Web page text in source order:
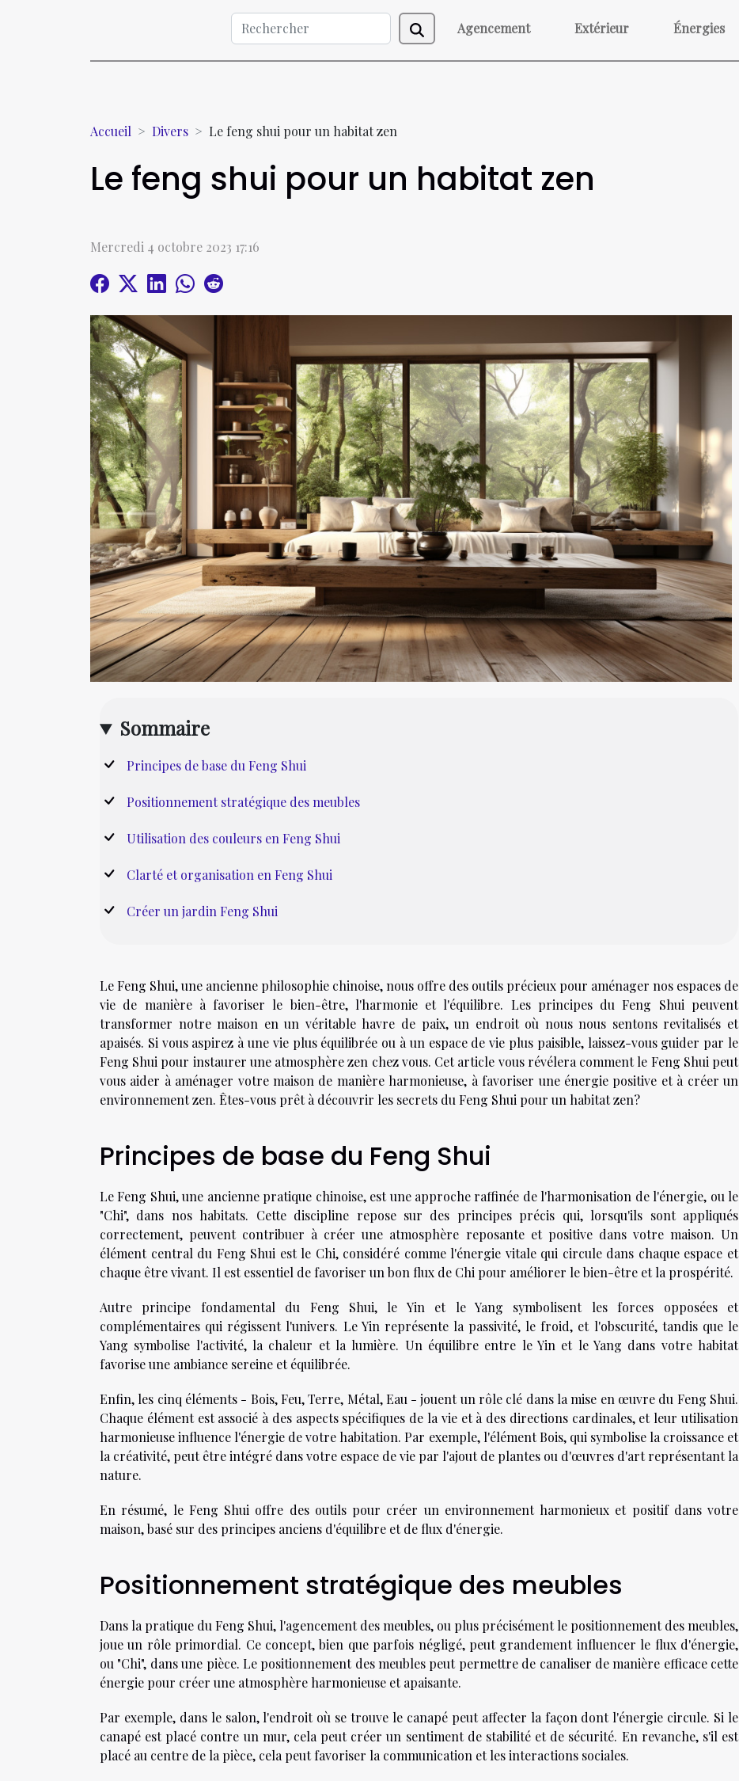
Agencement Extérieur Énergies
Accueil Divers Le feng shui pour un habitat zen
Le feng shui pour un habitat zen
Mercredi 4 octobre 2023 17:16
Sommaire
Principes de base du Feng Shui
Positionnement stratégique des meubles
Utilisation des couleurs en Feng Shui
Clarté et organisation en Feng Shui
Créer un jardin Feng Shui
Le Feng Shui, une ancienne philosophie chinoise, nous offre des outils précieux pour aménager nos espaces de
vie de manière à favoriser le bien-être, l'harmonie et l'équilibre. Les principes du Feng Shui peuvent
transformer notre maison en un véritable havre de paix, un endroit où nous nous sentons revitalisés et
apaisés. Si vous aspirez à une vie plus équilibrée ou à un espace de vie plus paisible, laissez-vous guider par le
Feng Shui pour instaurer une atmosphère zen chez vous. Cet article vous révélera comment le Feng Shui peut
vous aider à aménager votre maison de manière harmonieuse, à favoriser une énergie positive et à créer un
environnement zen. Êtes-vous prêt à découvrir les secrets du Feng Shui pour un habitat zen?
Principes de base du Feng Shui
Le Feng Shui, une ancienne pratique chinoise, est une approche raffinée de l'harmonisation de l'énergie, ou le
"Chi", dans nos habitats. Cette discipline repose sur des principes précis qui, lorsqu'ils sont appliqués
correctement, peuvent contribuer à créer une atmosphère reposante et positive dans votre maison. Un
élément central du Feng Shui est le Chi, considéré comme l'énergie vitale qui circule dans chaque espace et
chaque être vivant. Il est essentiel de favoriser un bon flux de Chi pour améliorer le bien-être et la prospérité.
Autre principe fondamental du Feng Shui, le Yin et le Yang symbolisent les forces opposées et
complémentaires qui régissent l'univers. Le Yin représente la passivité, le froid, et l'obscurité, tandis que le
Yang symbolise l'activité, la chaleur et la lumière. Un équilibre entre le Yin et le Yang dans votre habitat
favorise une ambiance sereine et équilibrée.
Enfin, les cinq éléments - Bois, Feu, Terre, Métal, Eau - jouent un rôle clé dans la mise en œuvre du Feng Shui.
Chaque élément est associé à des aspects spécifiques de la vie et à des directions cardinales, et leur utilisation
harmonieuse influence l'énergie de votre habitation. Par exemple, l'élément Bois, qui symbolise la croissance et
la créativité, peut être intégré dans votre espace de vie par l'ajout de plantes ou d'œuvres d'art représentant la
nature.
En résumé, le Feng Shui offre des outils pour créer un environnement harmonieux et positif dans votre
maison, basé sur des principes anciens d'équilibre et de flux d'énergie.
Positionnement stratégique des meubles
Dans la pratique du Feng Shui, l'agencement des meubles, ou plus précisément le positionnement des meubles,
joue un rôle primordial. Ce concept, bien que parfois négligé, peut grandement influencer le flux d'énergie,
ou "Chi", dans une pièce. Le positionnement des meubles peut permettre de canaliser de manière efficace cette
énergie pour créer une atmosphère harmonieuse et apaisante.
Par exemple, dans le salon, l'endroit où se trouve le canapé peut affecter la façon dont l'énergie circule. Si le
canapé est placé contre un mur, cela peut créer un sentiment de stabilité et de sécurité. En revanche, s'il est
placé au centre de la pièce, cela peut favoriser la communication et les interactions sociales.